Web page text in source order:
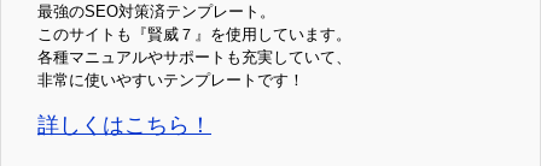
最強のSEO対策済テンプレート。
このサイトも『賢威７』を使用しています。
各種マニュアルやサポートも充実していて、
非常に使いやすいテンプレートです！
詳しくはこちら！